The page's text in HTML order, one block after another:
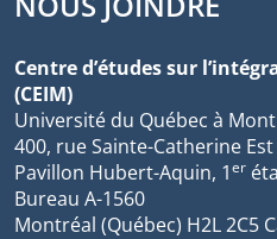
Centre d’études sur
(CEIM)
Université du Québec à
400, rue Sainte-Catherine Est
Pavillon Hubert-Aquin, 1er
Bureau A-1560
Montréal (Québec) H2L 2C5